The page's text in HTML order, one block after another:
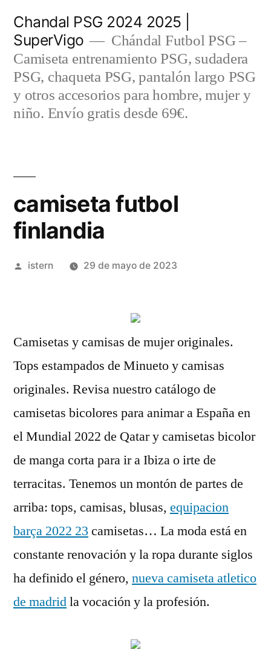
contenido
Chandal PSG 2024 2025 |
SuperVigo
Chándal Futbol PSG –
Camiseta entrenamiento PSG, sudadera
PSG, chaqueta PSG, pantalón largo PSG
y otros accesorios para hombre, mujer y
niño. Envío gratis desde 69€.
camiseta futbol
finlandia
Publicado
istern 29 de mayo de 2023
Camisetas y camisas de mujer originales.
Tops estampados de Minueto y camisas
originales. Revisa nuestro catálogo de
camisetas bicolores para animar a España en
el Mundial 2022 de Qatar y camisetas bicolor
de manga corta para ir a Ibiza o irte de
terracitas. Tenemos un montón de partes de
arriba: tops, camisas, blusas, equipacion
barça 2022 23 camisetas… La moda está en
constante renovación y la ropa durante siglos
ha definido el género, nueva camiseta atletico
de madridla vocación y la profesión.